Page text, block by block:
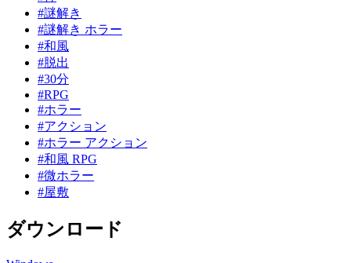
#謎解き
#謎解き ホラー
#和風
#脱出
#30分
#RPG
#ホラー
#アクション
#ホラー アクション
#和風 RPG
#微ホラー
#屋敷
ダウンロード